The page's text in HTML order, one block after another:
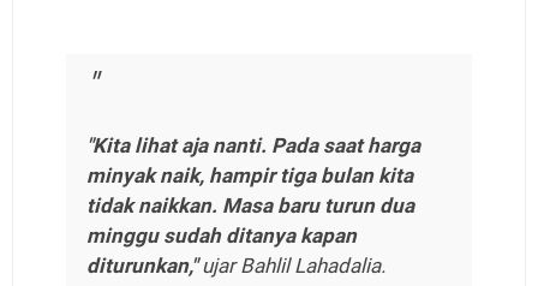
"Kita lihat aja nanti. Pada saat harga
minyak naik, hampir tiga bulan kita
tidak naikkan. Masa baru turun dua
minggu sudah ditanya kapan
diturunkan,"ujar Bahlil Lahadalia.